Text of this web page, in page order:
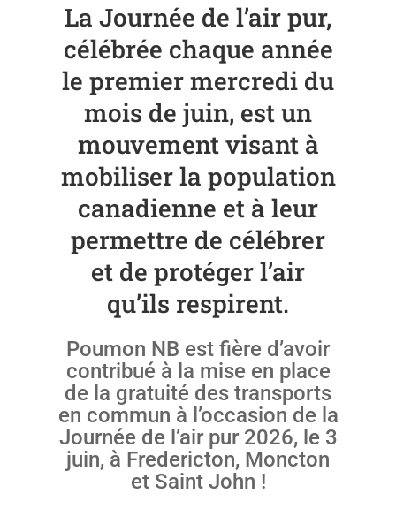
La Journée de l’air pur,
célébrée chaque année
le premier mercredi du
mois de juin, est un
mouvement visant à
mobiliser la population
canadienne et à leur
permettre de célébrer
et de protéger l’air
qu’ils respirent.
Poumon NB est fière d’avoir
contribué à la mise en place
de la gratuité des transports
en commun à l’occasion de la
Journée de l’air pur 2026, le 3
juin, à Fredericton, Moncton
et Saint John !